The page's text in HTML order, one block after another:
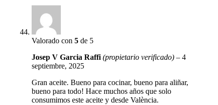
Valorado con5 de 5
Josep V Garcia Raffi(propietario verificado) – 4
septiembre, 2025
Gran aceite. Bueno para cocinar, bueno para aliñar,
bueno para todo! Hace muchos años que solo
consumimos este aceite y desde València.